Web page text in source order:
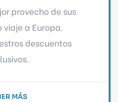
provecho de sus
viaje a Europa.
descuentos
MÁS